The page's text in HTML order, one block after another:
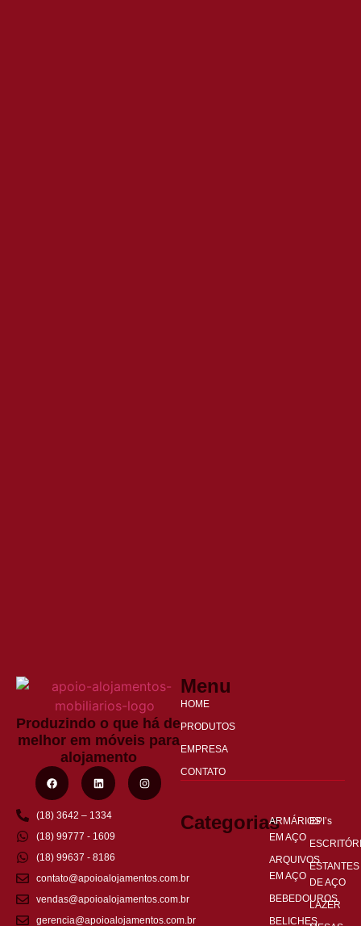
Produzindo o que há de
melhor em móveis para
alojamento
(18) 3642 – 1334
(18) 99777 - 1609
(18) 99637 - 8186
contato@apoioalojamentos.com.br
vendas@apoioalojamentos.com.br
gerencia@apoioalojamentos.com.br
Menu
HOME
PRODUTOS
EMPRESA
CONTATO
CategoriasARMÁRIOS
EM AÇO
ARQUIVOS
EM AÇO
BEBEDOUROS
BELICHES
EPI’s
ESTANTES
DE AÇO
LAZER